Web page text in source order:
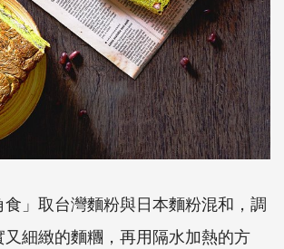
食」取台灣麵粉與日本麵粉混和，調
細緻的麵糰，再用隔水加熱的方